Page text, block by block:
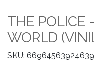
THE POLICE
WORLD
SKU: 66964563924639